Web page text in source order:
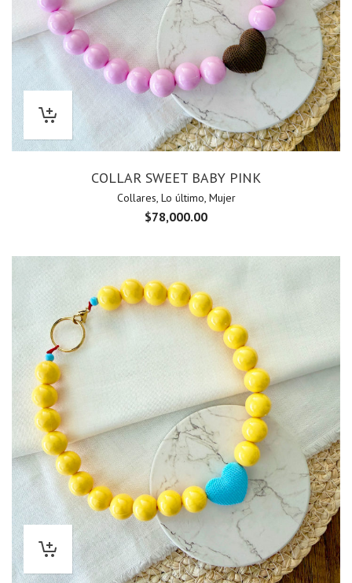
COLLAR SWEET BABY PINK
Collares, Lo último, Mujer
$78,000.00